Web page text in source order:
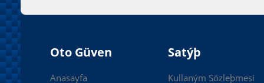
Oto Güven
Anasayfa
Satýþ
Kullaným Sözleþmesi